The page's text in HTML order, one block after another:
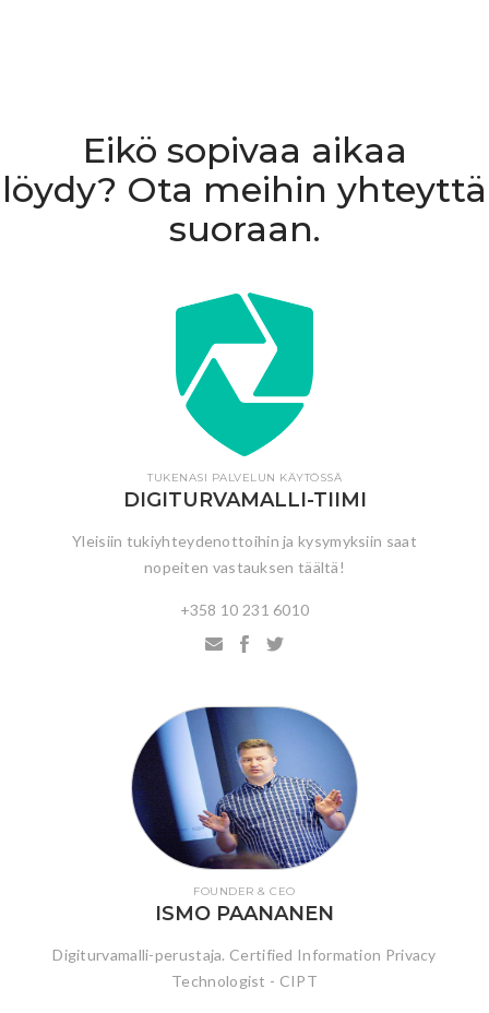
Eikö sopivaa aikaa
löydy? Ota meihin yhteyttä
suoraan.
TUKENASI PALVELUN KÄYTÖSSÄ
DIGITURVAMALLI-TIIMI
Yleisiin tukiyhteydenottoihin ja kysymyksiin saat
nopeiten vastauksen täältä!
+358 10 231 6010
FOUNDER & CEO
ISMO PAANANEN
Digiturvamalli-perustaja. Certified Information Privacy
Technologist - CIPT